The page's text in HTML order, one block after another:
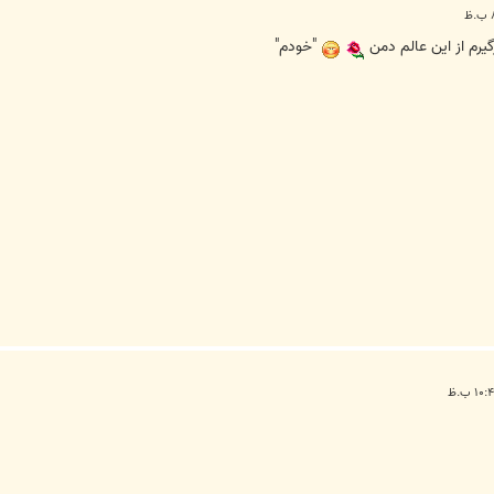
از اين عالم دمن "خودم"